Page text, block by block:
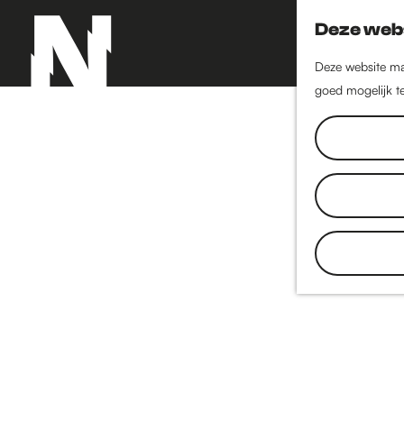
Deze
Deze website
goed mogelijk